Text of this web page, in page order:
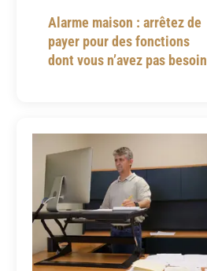
Alarme maison : arrêtez de
payer pour des fonctions
dont vous n’avez pas besoin